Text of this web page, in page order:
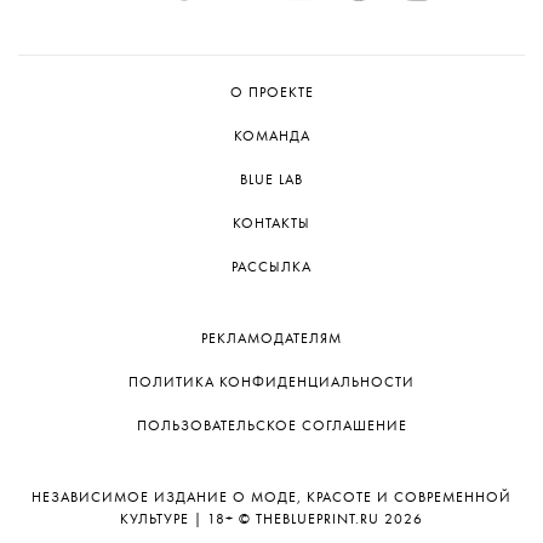
О ПРОЕКТЕ
КОМАНДА
BLUE LAB
КОНТАКТЫ
РАССЫЛКА
РЕКЛАМОДАТЕЛЯМ
ПОЛИТИКА КОНФИДЕНЦИАЛЬНОСТИ
ПОЛЬЗОВАТЕЛЬСКОЕ СОГЛАШЕНИЕ
НЕЗАВИСИМОЕ ИЗДАНИЕ О МОДЕ, КРАСОТЕ И СОВРЕМЕННОЙ
КУЛЬТУРЕ | 18+ © THEBLUEPRINT.RU 2026